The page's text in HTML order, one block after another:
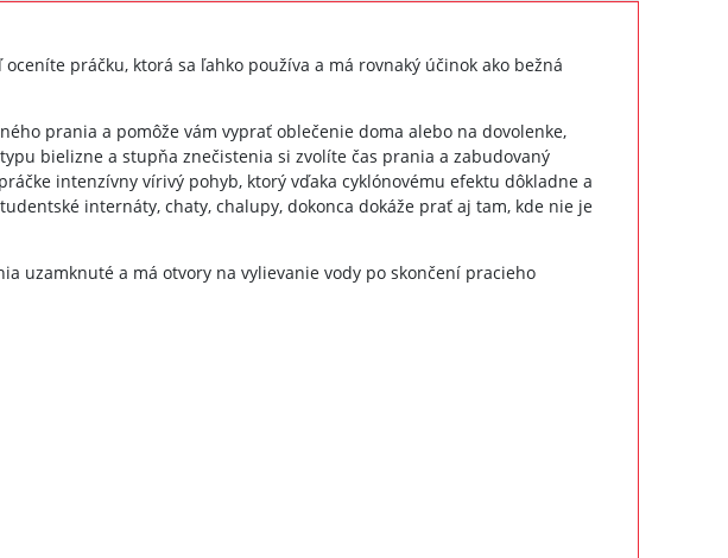
práčku, ktorá sa ľahko používa a má rovnaký účinok ako bežná
prania a pomôže vám vyprať oblečenie doma alebo na dovolenke,
bielizne a stupňa znečistenia si zvolíte čas prania a zabudovaný
intenzívny vírivý pohyb, ktorý vďaka cyklónovému efektu dôkladne a
internáty, chaty, chalupy, dokonca dokáže prať aj tam, kde nie je
uzamknuté a má otvory na vylievanie vody po skončení pracieho